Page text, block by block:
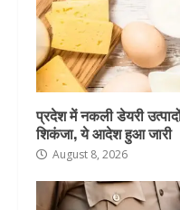
प्रदेश में नकली डेयरी
शिकंजा, ये आदेश हुआ जारी
August 8, 2026